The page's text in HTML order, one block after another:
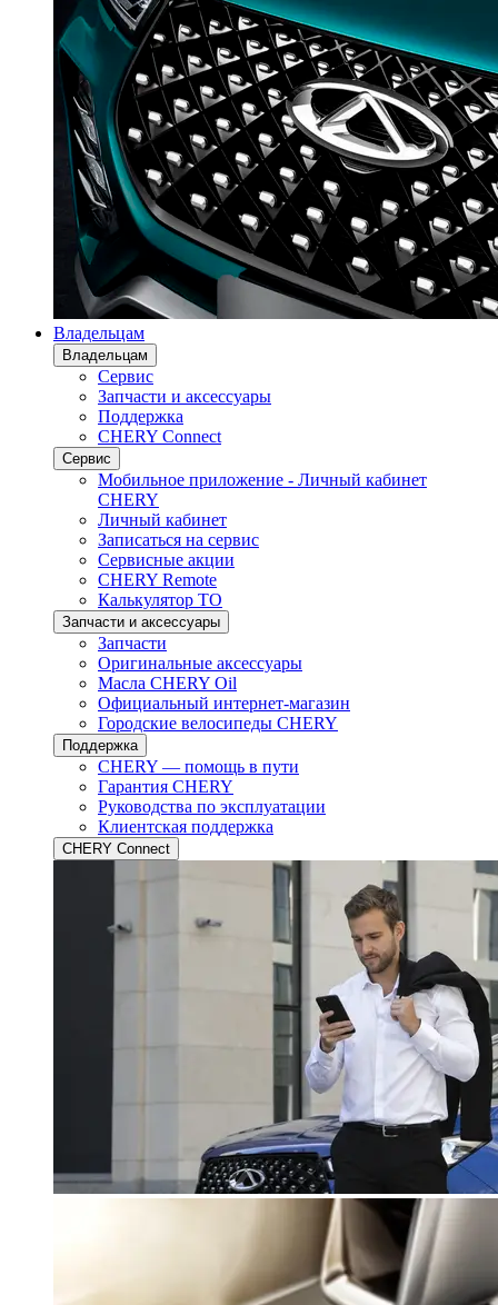
Владельцам
Владельцам
Сервис
Запчасти и аксессуары
Поддержка
CHERY Connect
Сервис
Мобильное приложение - Личный кабинет
CHERY
Личный кабинет
Записаться на сервис
Сервисные акции
CHERY Remote
Калькулятор ТО
Запчасти и аксессуары
Запчасти
Оригинальные аксессуары
Масла CHERY Oil
Официальный интернет-магазин
Городские велосипеды CHERY
Поддержка
CHERY — помощь в пути
Гарантия CHERY
Руководства по эксплуатации
Клиентская поддержка
CHERY Connect